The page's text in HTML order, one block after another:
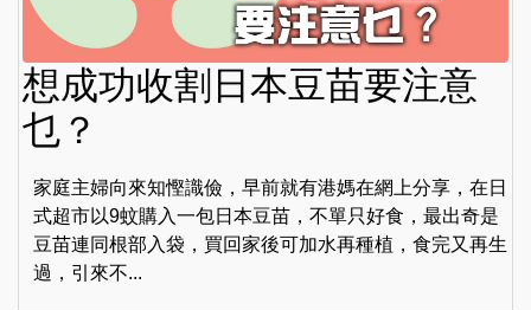
想成功收割日本豆苗要注意
乜？
家庭主婦向來知慳識儉，早前就有港媽在網上分享，在日
式超市以9蚊購入一包日本豆苗，不單只好食，最出奇是
豆苗連同根部入袋，買回家後可加水再種植，食完又再生
過，引來不...